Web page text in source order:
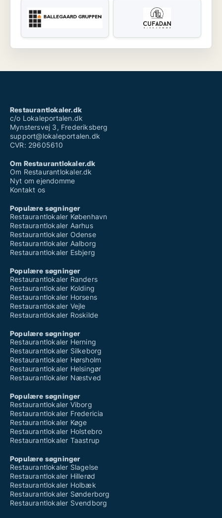
Restaurantlokaler.dk
c/o Lokaleportalen.dk
Mynstersvej 3, Frederiksberg
support@lokaleportalen.dk
CVR: 29605610
Om Restaurantlokaler.dk
Om Restaurantlokaler.dk
Nyt om ejendomme
Kontakt os
Populære søgninger
Restaurantlokaler København
Restaurantlokaler Aarhus
Restaurantlokaler Odense
Restaurantlokaler Aalborg
Restaurantlokaler Esbjerg
Populære søgninger
Restaurantlokaler Randers
Restaurantlokaler Kolding
Restaurantlokaler Horsens
Restaurantlokaler Vejle
Restaurantlokaler Roskilde
Populære søgninger
Restaurantlokaler Herning
Restaurantlokaler Silkeborg
Restaurantlokaler Hørsholm
Restaurantlokaler Helsingør
Restaurantlokaler Næstved
Populære søgninger
Restaurantlokaler Viborg
Restaurantlokaler Fredericia
Restaurantlokaler Køge
Restaurantlokaler Holstebro
Restaurantlokaler Taastrup
Populære søgninger
Restaurantlokaler Slagelse
Restaurantlokaler Hillerød
Restaurantlokaler Holbæk
Restaurantlokaler Sønderborg
Restaurantlokaler Svendborg